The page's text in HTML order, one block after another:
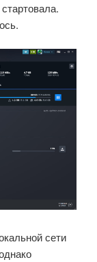
сети